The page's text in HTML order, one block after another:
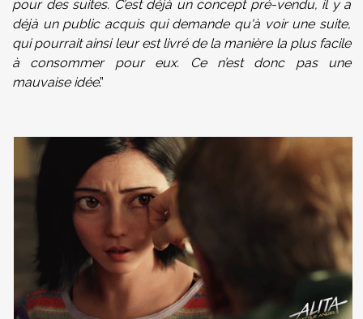
pour des suites. C’est déjà un concept pré-vendu, il y a
déjà un public acquis qui demande qu'à voir une suite,
qui pourrait ainsi leur est livré de la manière la plus facile
à consommer pour eux. Ce n’est donc pas une
mauvaise idée.”